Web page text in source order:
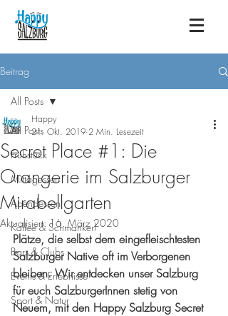
Beitrag
All Posts
Frühstück
Mittagessen
Abendessen
Kaffee & Schmankerl
Bars & Clubs
Events & Erlebnisse
Sport & Natur
All Posts
Secret Place #1: Die
Orangerie im Salzburger
Mirabellgarten
Happy
21. Okt. 2019 2 Min. Lesezeit
Aktualisiert: 16. März 2020
Plätze, die selbst dem eingefleischtesten
Salzburger Native oft im Verborgenen
bleiben. Wir entdecken unser Salzburg
für euch SalzburgerInnen stetig von
Neuem, mit den Happy Salzburg Secret